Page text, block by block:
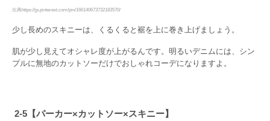
出典https://jp.pinterest.com/pin/166140673732183570/
少し長めのスキニーは、くるくると裾を上に巻き上げましょう。
肌が少し見えてオシャレ度が上がるんです。明るいデニムには、シン
プルに無地のカットソーだけでおしゃれコーデになりますよ。
2-5【パーカー×カットソー×スキニー】